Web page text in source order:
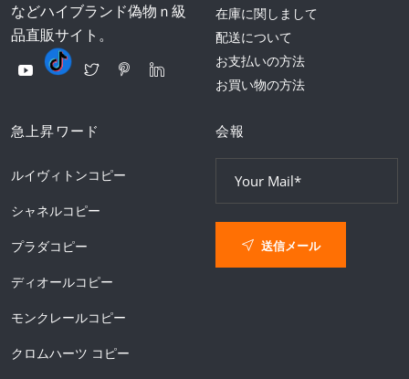
などハイブランド偽物ｎ級
品直販サイト。
在庫に関しまして
配送について
お支払いの方法
お買い物の方法
急上昇ワード
ルイヴィトンコピー
シャネルコピー
プラダコピー
ディオールコピー
モンクレールコピー
クロムハーツ コピー
会報
送信メール